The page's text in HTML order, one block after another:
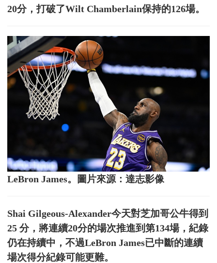
20分，打破了Wilt Chamberlain保持的126場。
LeBron James。圖片來源：達志影像
Shai Gilgeous-Alexander今天對芝加哥公牛得到
25 分，將連續20分的場次推進到第134場，紀錄
仍在持續中，不過LeBron James已中斷的連續
場次得分紀錄可能更難。